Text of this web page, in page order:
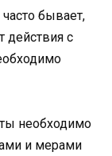
бывает,
действия с
необходимо
и мерами